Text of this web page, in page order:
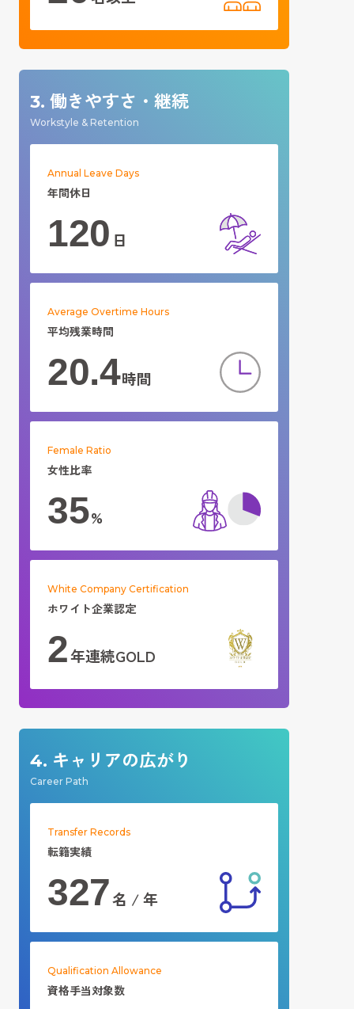
3. 働きやすさ・継続
Workstyle & Retention
年間休日
Annual Leave Days
120 日
平均残業時間
Average Overtime Hours
20.4時間
女性比率
Female Ratio
35%
ホワイト企業認定
White Company Certification
2年連続GOLD
4. キャリアの広がり
Career Path
転籍実績
Transfer Records
327名 / 年
資格手当対象数
Qualification Allowance